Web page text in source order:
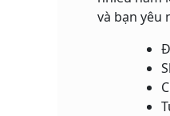
và bạn yêu